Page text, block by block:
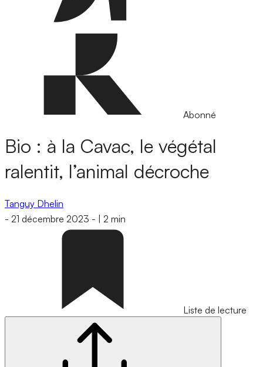
Abonné
Bio : à la Cavac, le végétal
ralentit, l’animal décroche
Tanguy Dhelin
- 21 décembre 2023 - 2 min
Liste de lecture